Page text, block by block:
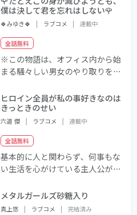
るが……軽くあしらえ、見向きも
してくれない。 でも、たまに
り、誉めてくれたりしてくれるの
がとても嬉しかった。 出会って
月日が経ったある日、俺は意を決
明かされる真実…… 彼の初恋は
一体、実るのだろうか……
僕は決して君を忘れはしない🌹
🍀みゆき🍀 | ラブコメ | 連載中
全話無料
※この物語は、オフィス内から始
まる騒々しい男女のやり取りを描
ヒロイン全員が私の事好きなのは
きっときのせい
六道 傑 | ラブコメ | 連載中
全話無料
基本的に人と関わらず、何事もな
い生活を心がけている主人公が
ロイン全員、愛華に言い寄ってく
る ドタバタ百合ラブコメ！
メタルガールズ砂糖入り
真上悠 | ラブコメ | 完結済み